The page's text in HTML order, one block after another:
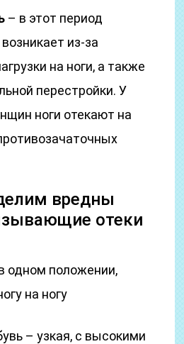
– в этот период
из-за
на ноги, а также
перестройки. У
ноги отекают на
вредны
отеки
одном положении,
на ногу
– узкая, с высокими